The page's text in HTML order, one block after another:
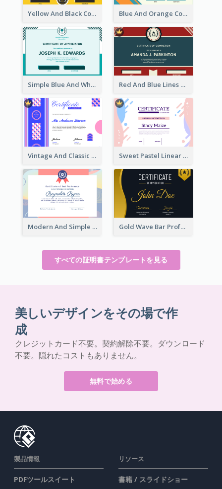
Yellow And Black Contrast Simple Certificate Blue And Orange Company Triangles With Badge Certificate
Simple Blue And White Rectangle Certificate Red And Blue Lines And Badge Completion Certificate
Vintage And Classic Vibrant Certificate Design Ideas Sweet Pastel Linear Certificate Design Template
Modern And Simple Certificate Design Template Gold Wave Bar Professional Certificate of Appreciation
すべての証明書テンプレートを見る
美しいデザインをその場で作
成
クレジットカード不要。契約解除不要。ダウンロード
不要。隠れたコストもありません。
無料で始める
製品情報
PDFツールスイート
リソース
書籍 / スライドショー